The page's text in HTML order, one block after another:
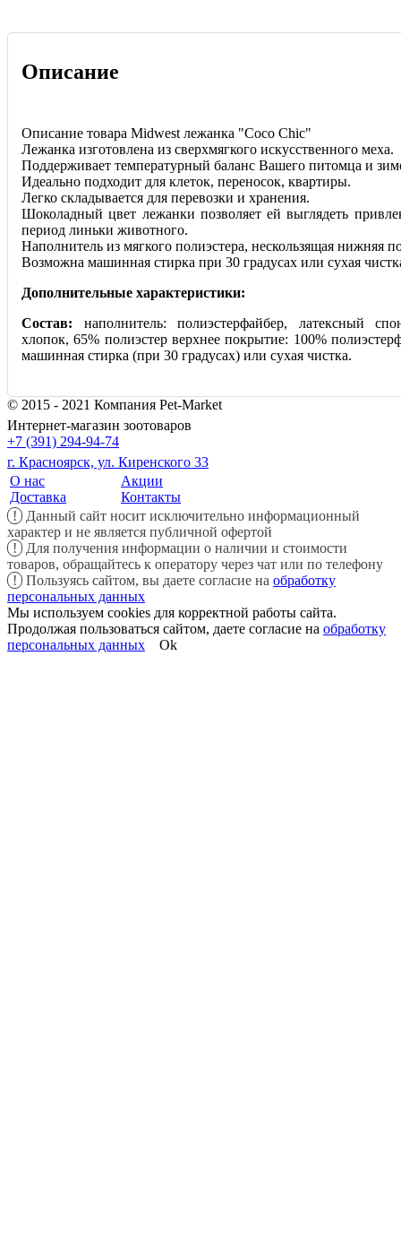
Описание
Описание товара Midwest лежанка "Coco Chic"
Лежанка изготовлена из сверхмягкого искусственного меха.
Поддерживает температурный баланс Вашего питомца и
Идеально подходит для клеток, переносок, квартиры.
Легко складывается для перевозки и хранения.
Шоколадный цвет лежанки позволяет ей выглядеть
период линьки животного.
Наполнитель из мягкого полиэстера, нескользящая нижняя
Возможна машинная стирка при 30 градусах или сухая
Дополнительные характеристики:
Состав: наполнитель: полиэстерфайбер, латексный
хлопок, 65% полиэстер верхнее покрытие: 100%
машинная стирка (при 30 градусах) или сухая чистка.
© 2015 - 2021 Компания Pet-Market
Интернет-магазин зоотоваров
+7 (391) 294-94-74
г. Красноярск, ул. Киренского 33
О нас
Доставка
Акции
Контакты
!
Данный сайт носит исключительно информационный
характер и не является публичной офертой
!
Для получения информации о наличии и стоимости
товаров, обращайтесь к оператору через чат или по телефону
!
Пользуясь сайтом, вы даете согласие на обработку
персональных данных
Мы используем cookies для корректной работы сайта.
Продолжая пользоваться сайтом, даете согласие на обработку
персональных данных
Ok